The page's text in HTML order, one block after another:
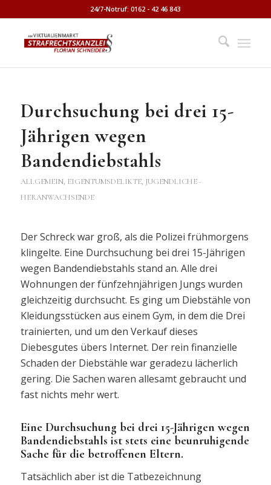
24/7-Notruf: 0162 - 42 46 843
Durchsuchung bei drei 15-
Jährigen wegen
Bandendiebstahls
ALLGEMEIN, EIGENTUMSDELIKTE, JUGENDLICHE -
HERANWACHSENDE
Der Schreck war groß, als die Polizei frühmorgens
klingelte. Eine Durchsuchung bei drei 15-Jährigen
wegen Bandendiebstahls stand an. Alle drei
Wohnungen der fünfzehnjährigen Jungs wurden
gleichzeitig durchsucht. Es ging um Diebstähle von
Kleidungsstücken aus einem Gym, in dem die Drei
trainierten, und um den Verkauf dieses
Diebesgutes übers Internet. Der rein finanzielle
Schaden der Diebstähle war geradezu lächerlich
gering. Die Sachen waren allesamt gebraucht und
fast nichts mehr wert.
Eine Durchsuchung bei drei 15-Jährigen wegen
Bandendiebstahls ist stets eine beunruhigende
Sache für die betroffenen Eltern.
Tatsächlich aber ist die Tatbezeichnung